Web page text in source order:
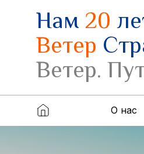
Нам20
Ветер
Ветер.
О нас